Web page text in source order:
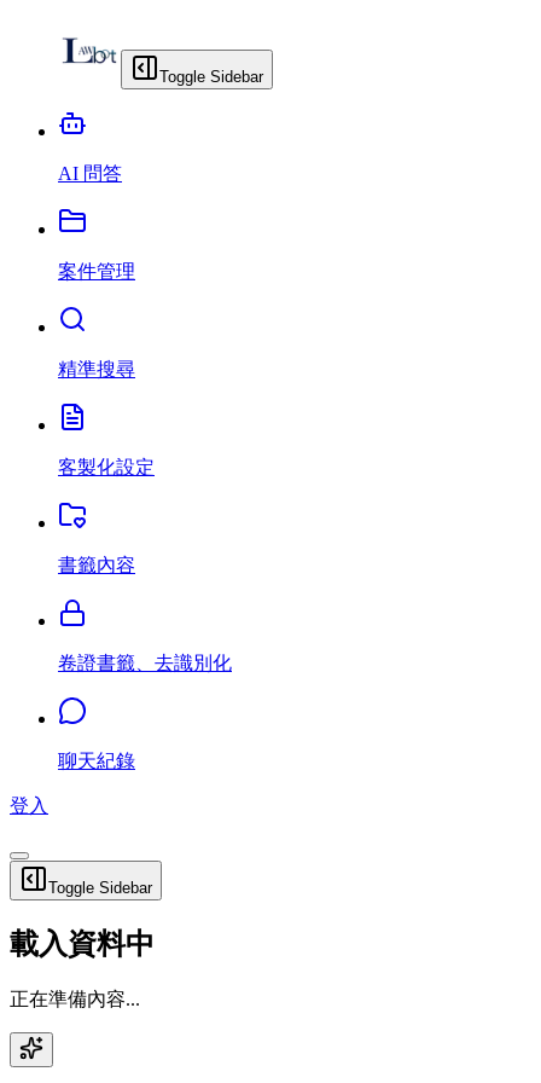
Toggle Sidebar
AI 問答
案件管理
精準搜尋
客製化設定
書籤內容
卷證書籤、去識別化
聊天紀錄
登入
Toggle Sidebar
載入資料中
正在準備內容...